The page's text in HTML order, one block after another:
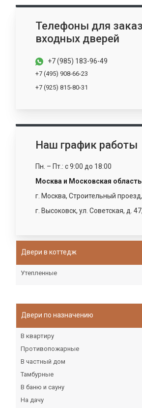
Телефоны для
входных дверей
+7 (985) 183-96-49
+7 (495) 908-66-23
+7 (925) 815-80-31
Наш график работы
Пн. – Пт.: с 9:00 до 18:00
Москва и Московская область
г. Москва, Строительный
г. Высоковск, ул. Советская, д.
Двери в коттедж
Утепленные
Двери по назначению
В квартиру
Противопожарные
В частный дом
Тамбурные
В баню и сауну
На дачу